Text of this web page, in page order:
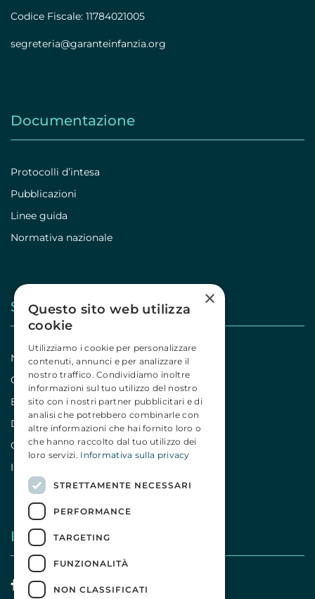
Codice Fiscale: 11784021005
segreteria@garanteinfanzia.org
Documentazione
Protocolli d’intesa
Pubblicazioni
Linee guida
Normativa nazionale
Stampa
Notizie
Comunicati
Editoriali
Dicono di noi
Campagne
Iniziative
I nostri social
×
Questo sito web utilizza
cookie
Utilizziamo i cookie per personalizzare
contenuti, annunci e per analizzare il
nostro traffico. Condividiamo inoltre
informazioni sul tuo utilizzo del nostro
sito con i nostri partner pubblicitari e di
analisi che potrebbero combinarle con
altre informazioni che hai fornito loro o
che hanno raccolto dal tuo utilizzo dei
loro servizi. Informativa sulla privacy
STRETTAMENTE NECESSARI
PERFORMANCE
TARGETING
FUNZIONALITÀ
NON CLASSIFICATI